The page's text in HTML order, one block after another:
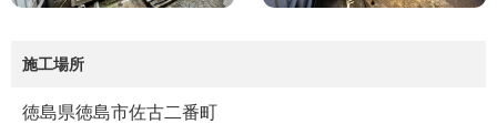
施工場所
徳島県徳島市佐古二番町